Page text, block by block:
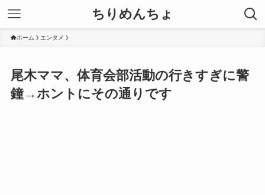
ちりめんちょ
ホーム エンタメ
尾木ママ、体育会部活動の行きすぎに警
鐘→ホントにその通りです